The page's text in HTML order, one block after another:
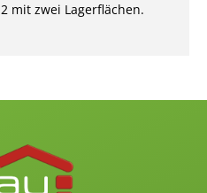
mit zwei Lagerflächen.